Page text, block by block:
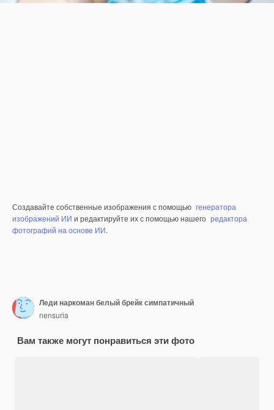
Создавайте собственные изображения с помощью генератора
изображений ИИ и редактируйте их с помощью нашего редактора
фотографий на основе ИИ.
Леди наркоман белый брейк симпатичный
nensuria
Вам также могут понравиться эти фото